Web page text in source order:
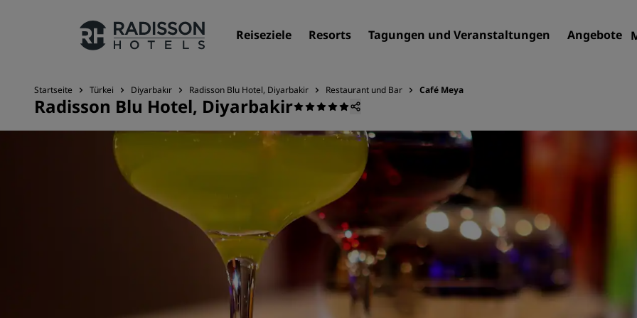
Reiseziele Resorts Tagungen und Veranstaltungen Angebote
Unsere Marken
Marken von Radisson Hotels
Flughafenhotels
Neue und geplante Hotels
Tagungen und
Veranstaltungen
Startseite Türkei Diyarbakır Radisson Blu Hotel, Diyarbakir Restaurant und Bar Café Meya
Radisson Blu Hotel, Diyarbakir